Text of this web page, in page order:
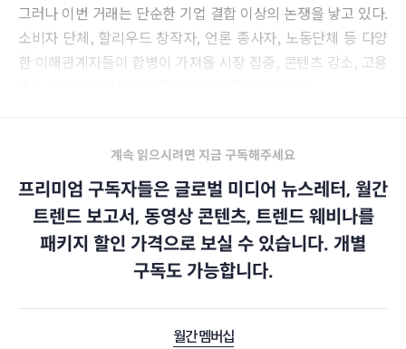
그러나 이번 거래는 단순한 기업 결합 이상의 논쟁을 낳고 있다.
소비자 단체, 할리우드 창작자, 언론 종사자, 노동단체 등 다양
한 이해관계자들이 합병이 가져올 시장 집중, 콘텐츠 감소, 고용
계속 읽으시려면 지금 구독해주세요
프리미엄 구독자들은 글로벌 미디어 뉴스레터, 월간
트렌드 보고서, 동영상 콘텐츠, 트렌드 웨비나를
패키지 할인 가격으로 보실 수 있습니다. 개별
구독도 가능합니다.
월간 멤버십